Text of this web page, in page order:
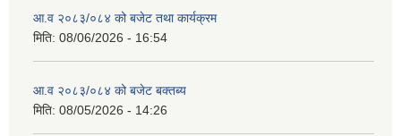
आ.व २०८३/०८४ को बजेट तथा कार्यक्रम
मिति: 08/06/2026 - 16:54
आ.व २०८३/०८४ को बजेट बक्तब्य
मिति: 08/05/2026 - 14:26